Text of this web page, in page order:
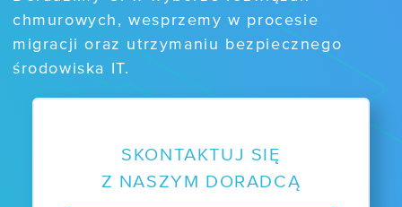
chmurowych, wesprzemy w procesie
migracji oraz utrzymaniu bezpiecznego
środowiska IT.
SKONTAKTUJ SIĘ
Z NASZYM DORADCĄ